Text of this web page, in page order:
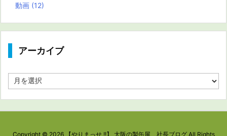
動画 (12)
アーカイブ
ー
Copyright © 2026 【やりまっせ !!】 大阪の製缶屋 社長ブログAll Rights